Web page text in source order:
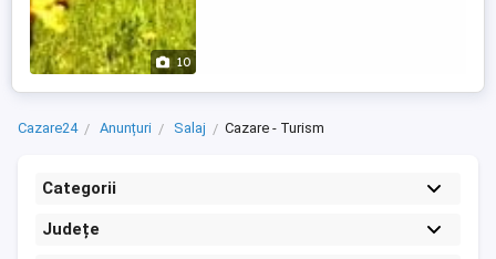
10
Cazare24 Anunțuri Salaj Cazare - Turism
Categorii
Județe